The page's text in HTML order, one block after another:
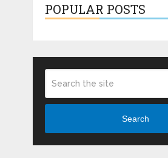
POPULAR POSTS
Search